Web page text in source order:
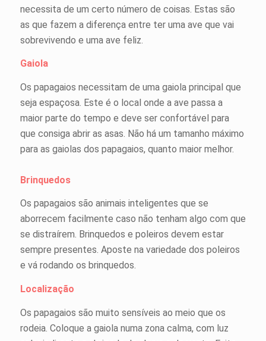
necessita de um certo número de coisas. Estas são
as que fazem a diferença entre ter uma ave que vai
sobrevivendo e uma ave feliz.
Gaiola
Os papagaios necessitam de uma gaiola principal que
seja espaçosa. Este é o local onde a ave passa a
maior parte do tempo e deve ser confortável para
que consiga abrir as asas. Não há um tamanho máximo
para as gaiolas dos papagaios, quanto maior melhor.
Brinquedos
Os papagaios são animais inteligentes que se
aborrecem facilmente caso não tenham algo com que
se distraírem. Brinquedos e poleiros devem estar
sempre presentes. Aposte na variedade dos poleiros
e vá rodando os brinquedos.
Localização
Os papagaios são muito sensíveis ao meio que os
rodeia. Coloque a gaiola numa zona calma, com luz